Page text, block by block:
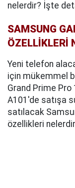
nelerdir? İşte
SAMSUNG
ÖZELLİKLERİ
Yeni telefon
için mükemmel
Grand Prime
A101'de satışa
satılacak
özellikleri